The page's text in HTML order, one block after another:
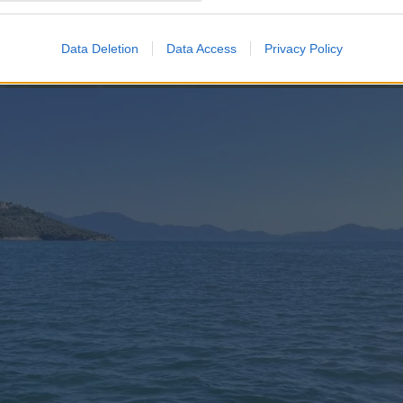
Data Deletion Data Access Privacy Policy